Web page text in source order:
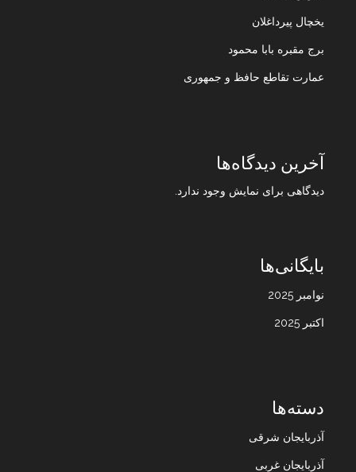
یخچال پیرداغلان
برج مقبره بابا محمود
عمارت تقاطع حافظ و جمهوری
آخرین دیدگاه‌ها
دیدگاهی برای نمایش وجود ندارد.
بایگانی‌ها
نوامبر 2025
اکتبر 2025
دسته‌ها
آذربایجان شرقی
آذربایجان غربی